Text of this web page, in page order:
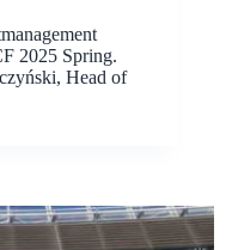
2025 Spring.
Head of